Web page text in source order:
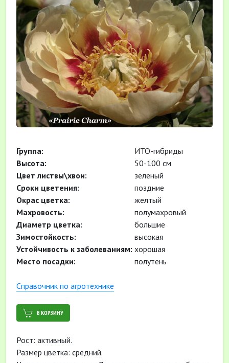
Группа:
ИТО-гибриды
Высота:
50-100 см
Цвет листвы\хвои:
зеленый
Cроки цветения:
поздние
Окрас цветка:
желтый
Махровость:
полумахровый
Диаметр цветка:
большие
Зимостойкость:
высокая
Устойчивость к заболеваниям: хорошая
Место посадки:
полутень
Cправочник по агротехнике
В КОРЗИНУ
Рост: активный.
Размер цветка: средний.